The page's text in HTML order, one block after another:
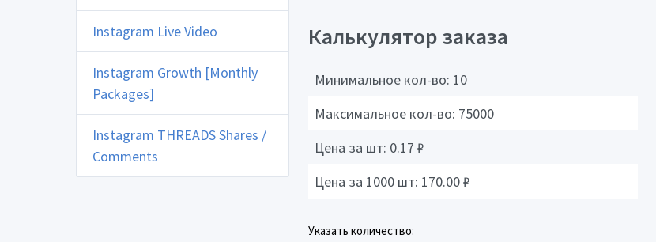
Instagram Live Video
Instagram Growth [Monthly
Packages]
Instagram THREADS Shares /
Comments
Калькулятор заказа
Минимальное кол-во: 10
Максимальное кол-во: 75000
Цена за шт: 0.17 ₽
Цена за 1000 шт: 170.00₽
Указать количество: